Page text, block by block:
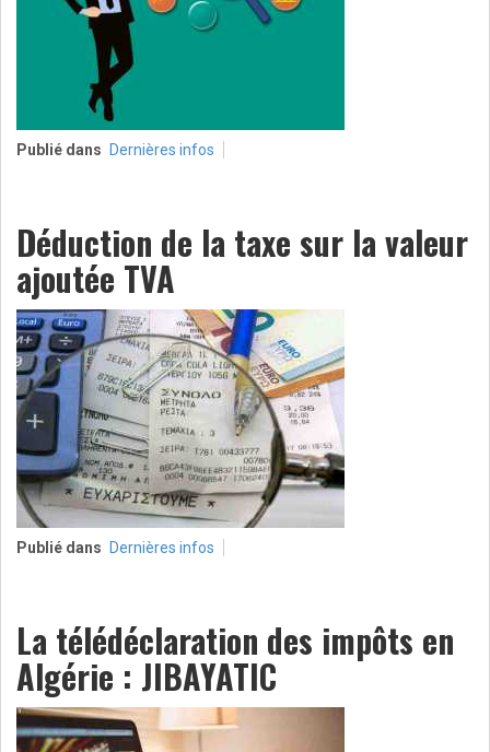
Publié dans Dernières infos
Déduction de la taxe sur la valeur
ajoutée TVA
Publié dans Dernières infos
La télédéclaration des impôts en
Algérie : JIBAYATIC